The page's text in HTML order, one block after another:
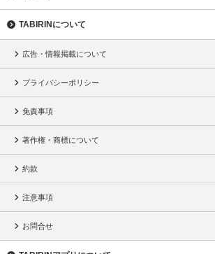
TABIRINについて
広告・情報掲載について
プライバシーポリシー
免責事項
著作権・商標について
約款
注意事項
お問合せ